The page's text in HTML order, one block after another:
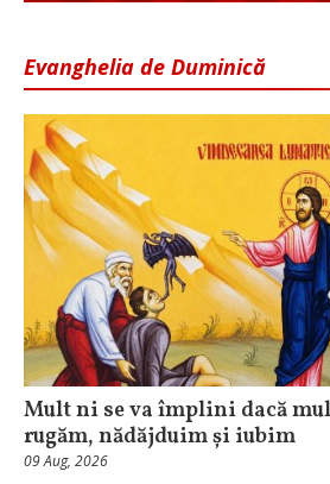
Evanghelia de Duminică
Mult ni se va împlini dacă
rugăm, nădăjduim și iubim
09 Aug, 2026